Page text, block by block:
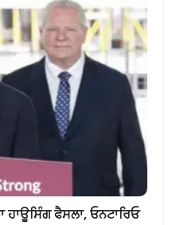
ਹਾਊਸਿੰਗ ਫੈਸਲਾ, ਓਨਟਾਰਿਓ